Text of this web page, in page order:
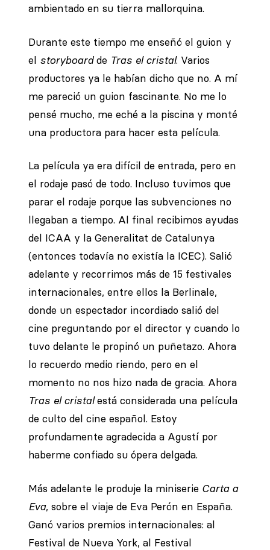
ambientado en su tierra mallorquina.
Durante este tiempo me enseñó el guion y
el storyboardde Tras el cristal. Varios
productores ya le habían dicho que no. A mí
me pareció un guion fascinante. No me lo
pensé mucho, me eché a la piscina y monté
una productora para hacer esta película.
La película ya era difícil de entrada, pero en
el rodaje pasó de todo. Incluso tuvimos que
parar el rodaje porque las subvenciones no
llegaban a tiempo. Al final recibimos ayudas
del ICAA y la Generalitat de Catalunya
(entonces todavía no existía la ICEC). Salió
adelante y recorrimos más de 15 festivales
internacionales, entre ellos la Berlinale,
donde un espectador incordiado salió del
cine preguntando por el director y cuando lo
tuvo delante le propinó un puñetazo. Ahora
lo recuerdo medio riendo, pero en el
momento no nos hizo nada de gracia. Ahora
Tras el cristalestá considerada una película
de culto del cine español. Estoy
profundamente agradecida a Agustí por
haberme confiado su ópera delgada.
Más adelante le produje la miniserie Carta a
Eva, sobre el viaje de Eva Perón en España.
Ganó varios premios internacionales: al
Festival de Nueva York, al Festival